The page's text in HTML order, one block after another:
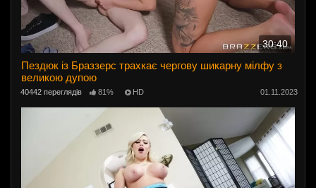
30:40
Пездюк із Браззерс трахкає чергову шикарну мілфу з
великою дупою
40442 переглядів 81% HD 01.11.2023